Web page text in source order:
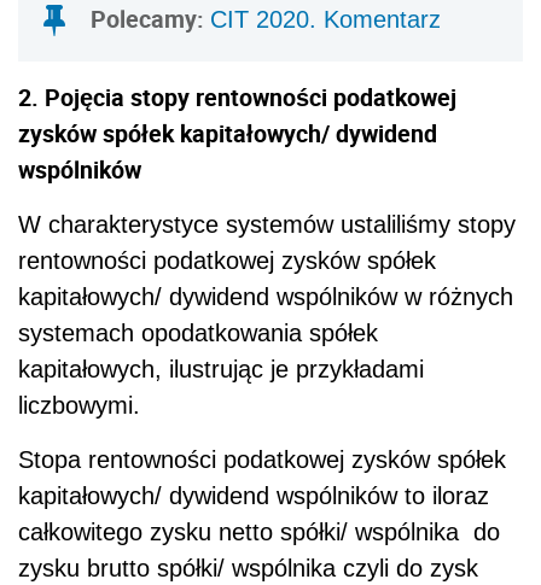
Polecamy: CIT 2020. Komentarz
2. Pojęcia stopy rentowności podatkowej
zysków spółek kapitałowych/ dywidend
wspólników
W charakterystyce systemów ustaliliśmy stopy
rentowności podatkowej zysków spółek
kapitałowych/ dywidend wspólników w różnych
systemach opodatkowania spółek
kapitałowych, ilustrując je przykładami
liczbowymi.
Stopa rentowności podatkowej zysków spółek
kapitałowych/ dywidend wspólników to iloraz
całkowitego zysku netto spółki/ wspólnika do
zysku brutto spółki/ wspólnika czyli do zysk